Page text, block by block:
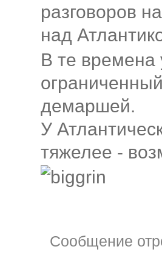
разговоров
над
В те
демаршей.
У
тяжелее -
Сообщение